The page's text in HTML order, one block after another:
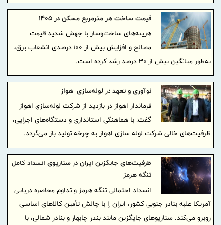
قیمت ساخت هر مترمربع مسکن در ۱۴٠۵
هزینه‌های ساخت‌وساز با جهش شدید قیمت
مصالح و افزایش بیش از ۱۰۰ درصدی انشعاب برق،
به‌طور میانگین بیش از ۳۰ درصد رشد کرده است.
نوآوری و تعهد در لوله‌سازی اهواز
فرماندار اهواز در بازدید از شرکت لوله‌سازی اهواز
گفت: با هماهنگی استانداری و دستگاه‌های اجرایی،
ظرفیت‌های خالی شرکت لوله سازی اهواز به چرخه تولید باز می‌گردد.
ظرفیت‌های جایگزین ایران در سناریوی انسداد کامل
تنگه هرمز
انسداد احتمالی تنگه هرمز و تداوم محاصره دریایی
آمریکا علیه بنادر جنوبی کشور، ایران را با چالش تأمین کالاهای اساسی
روبرو می‌کند. سناریوهای جایگزین مانند بندر چابهار و بنادر شمالی، با